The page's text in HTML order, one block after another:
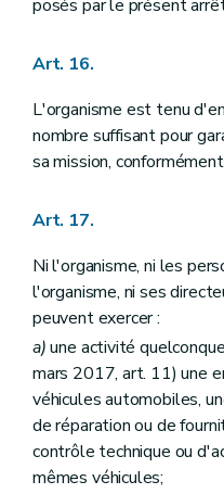
posés par le présent
Art. 16.
L'organisme est tenu
nombre suffisant pour
sa mission,
Art. 17.
Ni l'organisme, ni les
l'organisme, ni ses
peuvent exercer :
a)une activité
mars 2017, art. 11) une
véhicules automobiles,
de réparation ou de
contrôle technique ou
mêmes véhicules;